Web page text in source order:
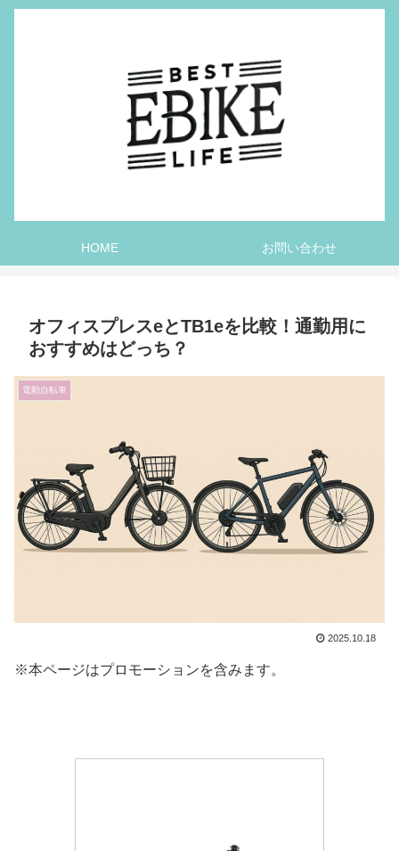
HOME お問い合わせ
オフィスプレスeとTB1eを比較！通勤用に
おすすめはどっち？
電動自転車
2025.10.18
※本ページはプロモーションを含みます。